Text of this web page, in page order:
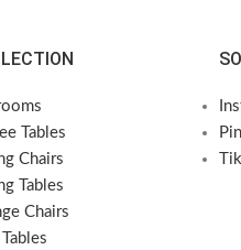
Tables
Chairs
Tables
Chairs